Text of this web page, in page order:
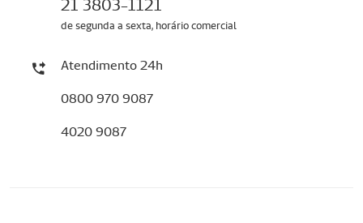
21 3803-1121
de segunda a sexta, horário comercial
Atendimento 24h
0800 970 9087
4020 9087